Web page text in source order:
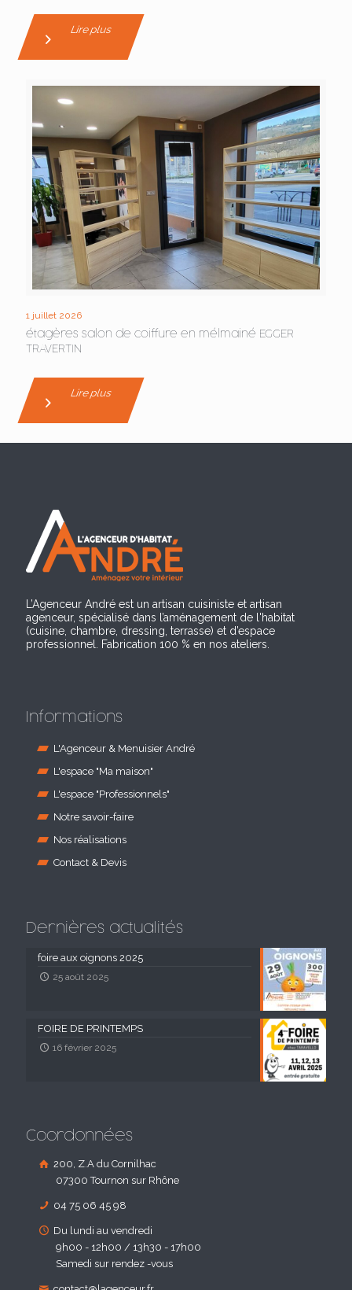
Lire plus
1 juillet 2026
étagères salon de coiffure en mélmainé EGGER
TRAVERTIN
Lire plus
L’Agenceur André est un artisan cuisiniste et artisan
agenceur, spécialisé dans l’aménagement de l'habitat
(cuisine, chambre, dressing, terrasse) et d’espace
professionnel. Fabrication 100 % en nos ateliers.
Informations
L'Agenceur & Menuisier André
L'espace "Ma maison"
L'espace "Professionnels"
Notre savoir-faire
Nos réalisations
Contact & Devis
Dernières actualités
foire aux oignons 2025
25 août 2025
FOIRE DE PRINTEMPS
16 février 2025
Coordonnées
200, Z.A du Cornilhac
07300 Tournon sur Rhône
04 75 06 45 98
Du lundi au vendredi
9h00 - 12h00 / 13h30 - 17h00
Samedi sur rendez -vous